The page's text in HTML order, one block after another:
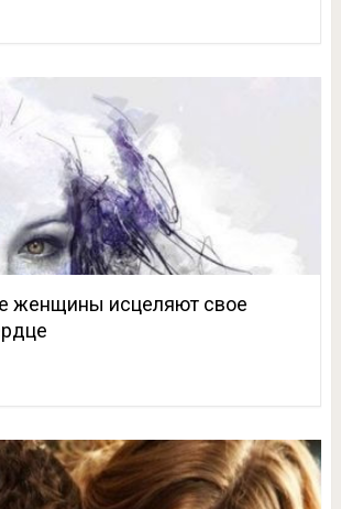
женщины исцеляют свое